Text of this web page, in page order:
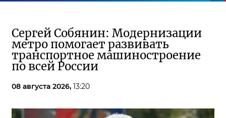
Сергей Собянин: Модернизации
метро помогает развивать
транспортное машиностроение
по всей России
08 августа 2026, 13:20